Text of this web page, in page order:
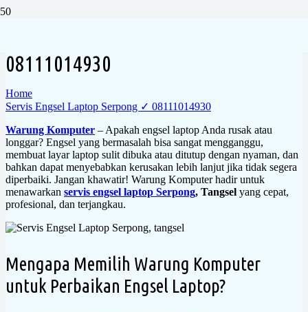
08111014930
Home
Servis Engsel Laptop Serpong ✓ 08111014930
Warung Komputer – Apakah engsel laptop Anda rusak atau
longgar? Engsel yang bermasalah bisa sangat mengganggu,
membuat layar laptop sulit dibuka atau ditutup dengan nyaman, dan
bahkan dapat menyebabkan kerusakan lebih lanjut jika tidak segera
diperbaiki. Jangan khawatir! Warung Komputer hadir untuk
menawarkan servis engsel laptop Serpong, Tangsel yang cepat,
profesional, dan terjangkau.
Mengapa Memilih Warung Komputer
untuk Perbaikan Engsel Laptop?